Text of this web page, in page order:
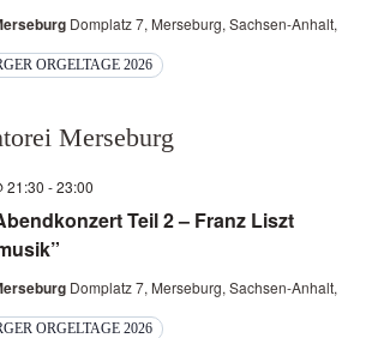
Domplatz 7, Merseburg, Sachsen-Anhalt,
ORGELTAGE 2026
Teil 2 – Franz Liszt
21:30 -23:00
Domplatz 7, Merseburg, Sachsen-Anhalt,
ORGELTAGE 2026